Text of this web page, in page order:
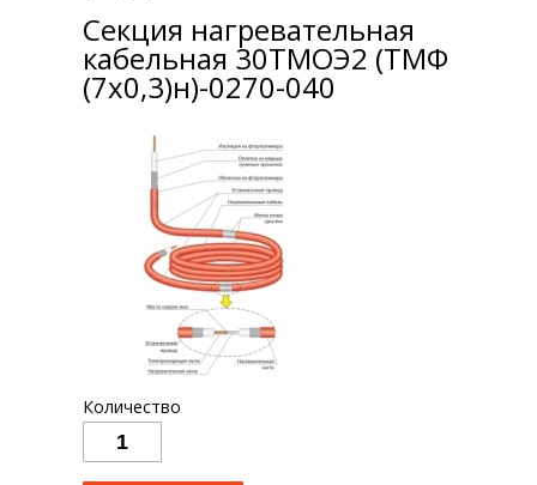
Секция нагревательная
кабельная 30ТМОЭ2 (ТМФ
(7х0,3)н)-0270-040
Количество